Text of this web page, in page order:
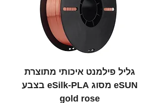
גליל פילמנט איכותי מתוצרת
eSUN מסוג eSilk-PLA בצבע
gold rose